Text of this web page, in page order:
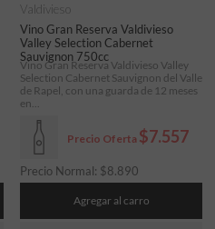
Vino Gran Reserva Valdivieso
Valley Selection Cabernet
Sauvignon 750cc
Precio Oferta $7.557
Precio Normal: $8.890
Valdivieso
Vino Gran Reserva Valdivieso Valley
Selection Cabernet Sauvignon del Valle
de Rapel, con una guarda de 12 meses
en...
Agregar al carro